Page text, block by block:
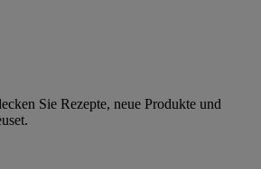
Sie Rezepte, neue Produkte und